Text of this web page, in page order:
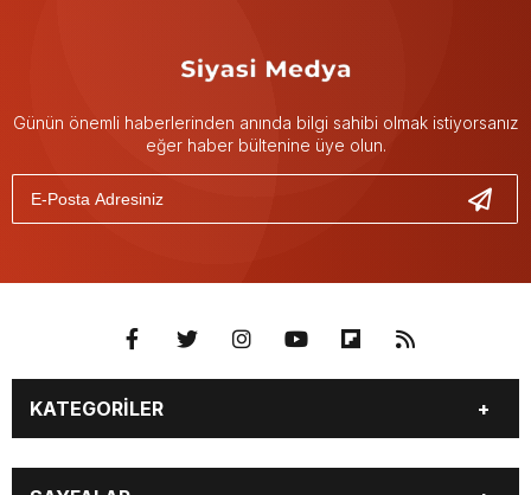
Günün önemli haberlerinden anında bilgi sahibi olmak istiyorsanız
eğer haber bültenine üye olun.
KATEGORİLER
GÜNDEM
DÜNYA